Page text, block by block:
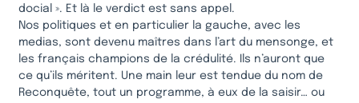
docial ». Et là le verdict est sans appel.
Nos politiques et en particulier la gauche, avec les
medias, sont devenu maîtres dans l’art du mensonge, et
les français champions de la crédulité. Ils n’auront que
ce qu’ils méritent. Une main leur est tendue du nom de
Reconquête, tout un programme, à eux de la saisir… ou